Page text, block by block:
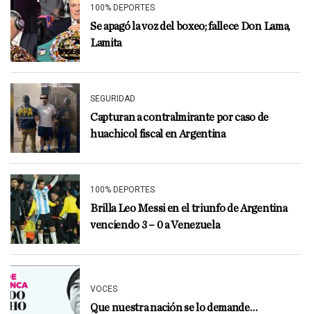
100% DEPORTES
Se apagó la voz del boxeo; fallece Don Lama,
Lamita
SEGURIDAD
Capturan a contralmirante por caso de
huachicol fiscal en Argentina
100% DEPORTES
Brilla Leo Messi en el triunfo de Argentina
venciendo 3 – 0 a Venezuela
VOCES
Que nuestra nación se lo demande…